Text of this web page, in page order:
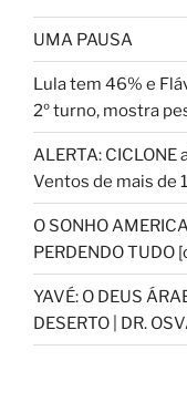
UMA PAUSA
Lula tem 46% e
2º turno, mostra
ALERTA: CICLONE
Ventos de mais de
O SONHO
PERDENDO
YAVÉ: O DEUS
DESERTO | DR.